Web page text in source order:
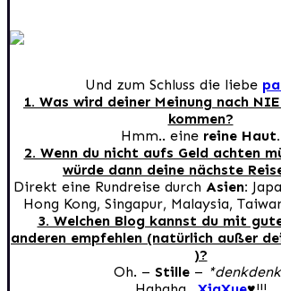
Und zum Schluss die liebe
1. Was wird deiner Meinung nach
kommen?
Hmm.. eine reine Haut.
2. Wenn du nicht aufs Geld achten
würde dann deine nächste
Direkt eine Rundreise durch Asien:
Hong Kong, Singapur, Malaysia,
3. Welchen Blog kannst du mit
anderen empfehlen (natürlich außer
)?
Oh. – Stille–